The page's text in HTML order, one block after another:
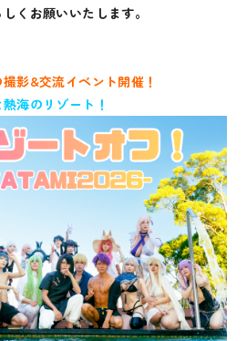
くお願いいたします。
影&交流イベント開催！
海のリゾート！